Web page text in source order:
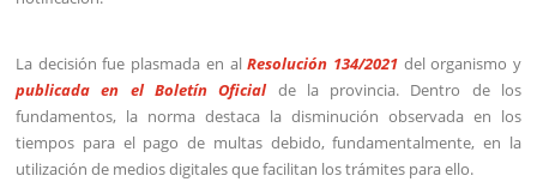
La decisión fue plasmada en alResolución 134/2021del organismo y
publicada en el Boletín Oficial de la provincia. Dentro de los
fundamentos, la norma destaca la disminución observada en los
tiempos para el pago de multas debido, fundamentalmente, en la
utilización de medios digitales que facilitan los trámites para ello.